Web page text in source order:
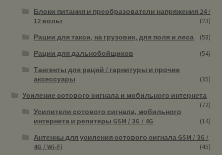
Блоки питания и преобразователи напряжения 24 /
12 вольт
(23)
Рации для такси, на грузовик, для поля и леса
(58)
Рации для дальнобойщиков
(54)
Тангенты для раций / гарнитуры и прочие
аксессуары
(35)
Усиление сотового сигнала и мобильного интернета
(72)
Усилители сотового сигнала, мобильного
интернета и репитеры GSM / 3G / 4G
(14)
Антенны для усиления сотового сигнала GSM / 3G /
4G / Wi-Fi
(45)